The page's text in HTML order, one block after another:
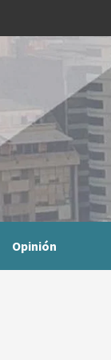
Opinión